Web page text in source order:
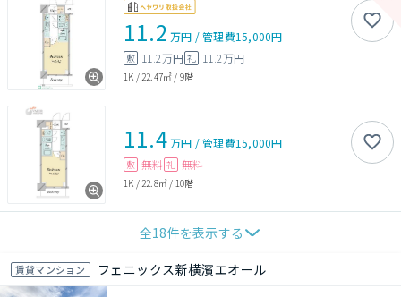
11.2 万円 /管理費15,000円
敷 11.2万円 礼 11.2万円
1K /22.47㎡ / 9階
11.4万円 /管理費15,000円
敷 無料 礼 無料
1K / 22.8㎡ / 10階
全18件を表示する
賃貸マンション フェニックス新横濱エオール